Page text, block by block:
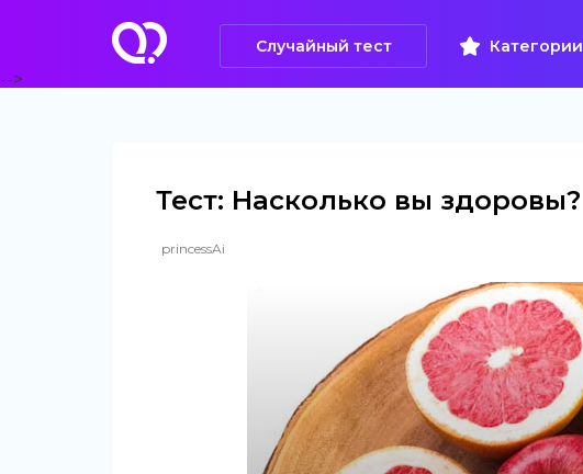
Случайный тест Категории
-->
Тест: Насколько вы здоровы?
princessAi